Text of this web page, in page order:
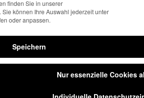
finden Sie in unserer
. Sie können Ihre Auswahl jederzeit unter
oder anpassen.
Speichern
Nur essenzielle Cookies